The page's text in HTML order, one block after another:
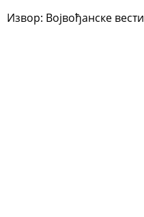
Извор: Војвођанске вести